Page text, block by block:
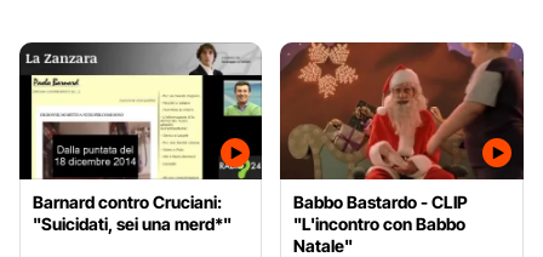
Barnard contro Cruciani:
"Suicidati, sei una merd*"
Babbo Bastardo - CLIP
"L'incontro con Babbo
Natale"